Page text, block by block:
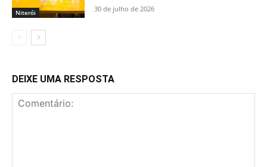
Niterói 30 de julho de 2026
DEIXE UMA RESPOSTA